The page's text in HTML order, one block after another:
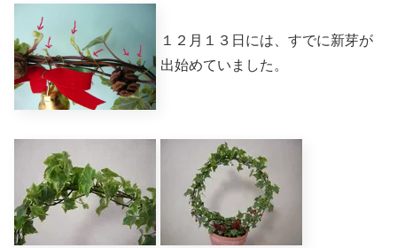
１２月１３日には、すでに新芽が
出始めていました。